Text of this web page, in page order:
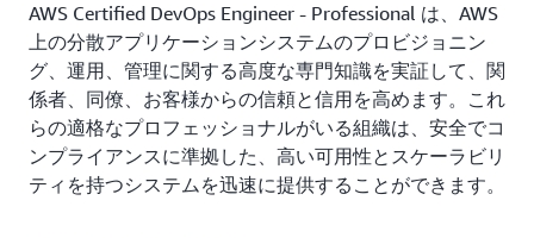
AWS Certified DevOps Engineer - Professional は、AWS
上の分散アプリケーションシステムのプロビジョニン
グ、運用、管理に関する高度な専門知識を実証して、関
係者、同僚、お客様からの信頼と信用を高めます。これ
らの適格なプロフェッショナルがいる組織は、安全でコ
ンプライアンスに準拠した、高い可用性とスケーラビリ
ティを持つシステムを迅速に提供することができます。